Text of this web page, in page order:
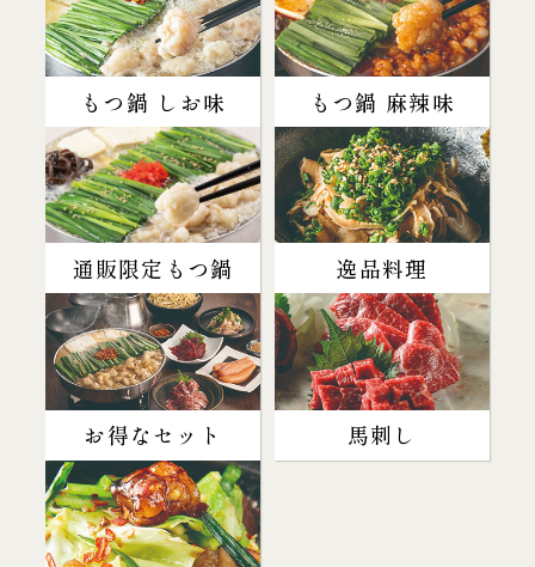
もつ鍋 しお味 もつ鍋 麻辣味
通販限定もつ鍋 逸品料理
お得なセット 馬刺し